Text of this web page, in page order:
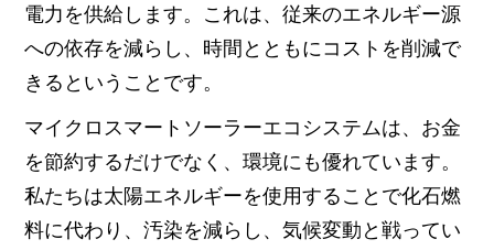
電力を供給します。これは、従来のエネルギー源
への依存を減らし、時間とともにコストを削減で
きるということです。
マイクロスマートソーラーエコシステムは、お金
を節約するだけでなく、環境にも優れています。
私たちは太陽エネルギーを使用することで化石燃
料に代わり、汚染を減らし、気候変動と戦ってい